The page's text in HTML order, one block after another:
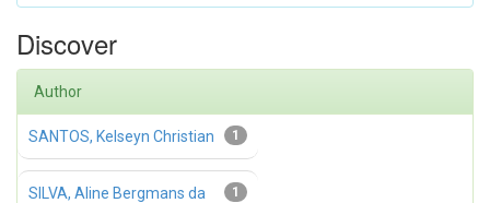
Discover
Author
1
SANTOS, Kelseyn Christian
1
SILVA, Aline Bergmans da